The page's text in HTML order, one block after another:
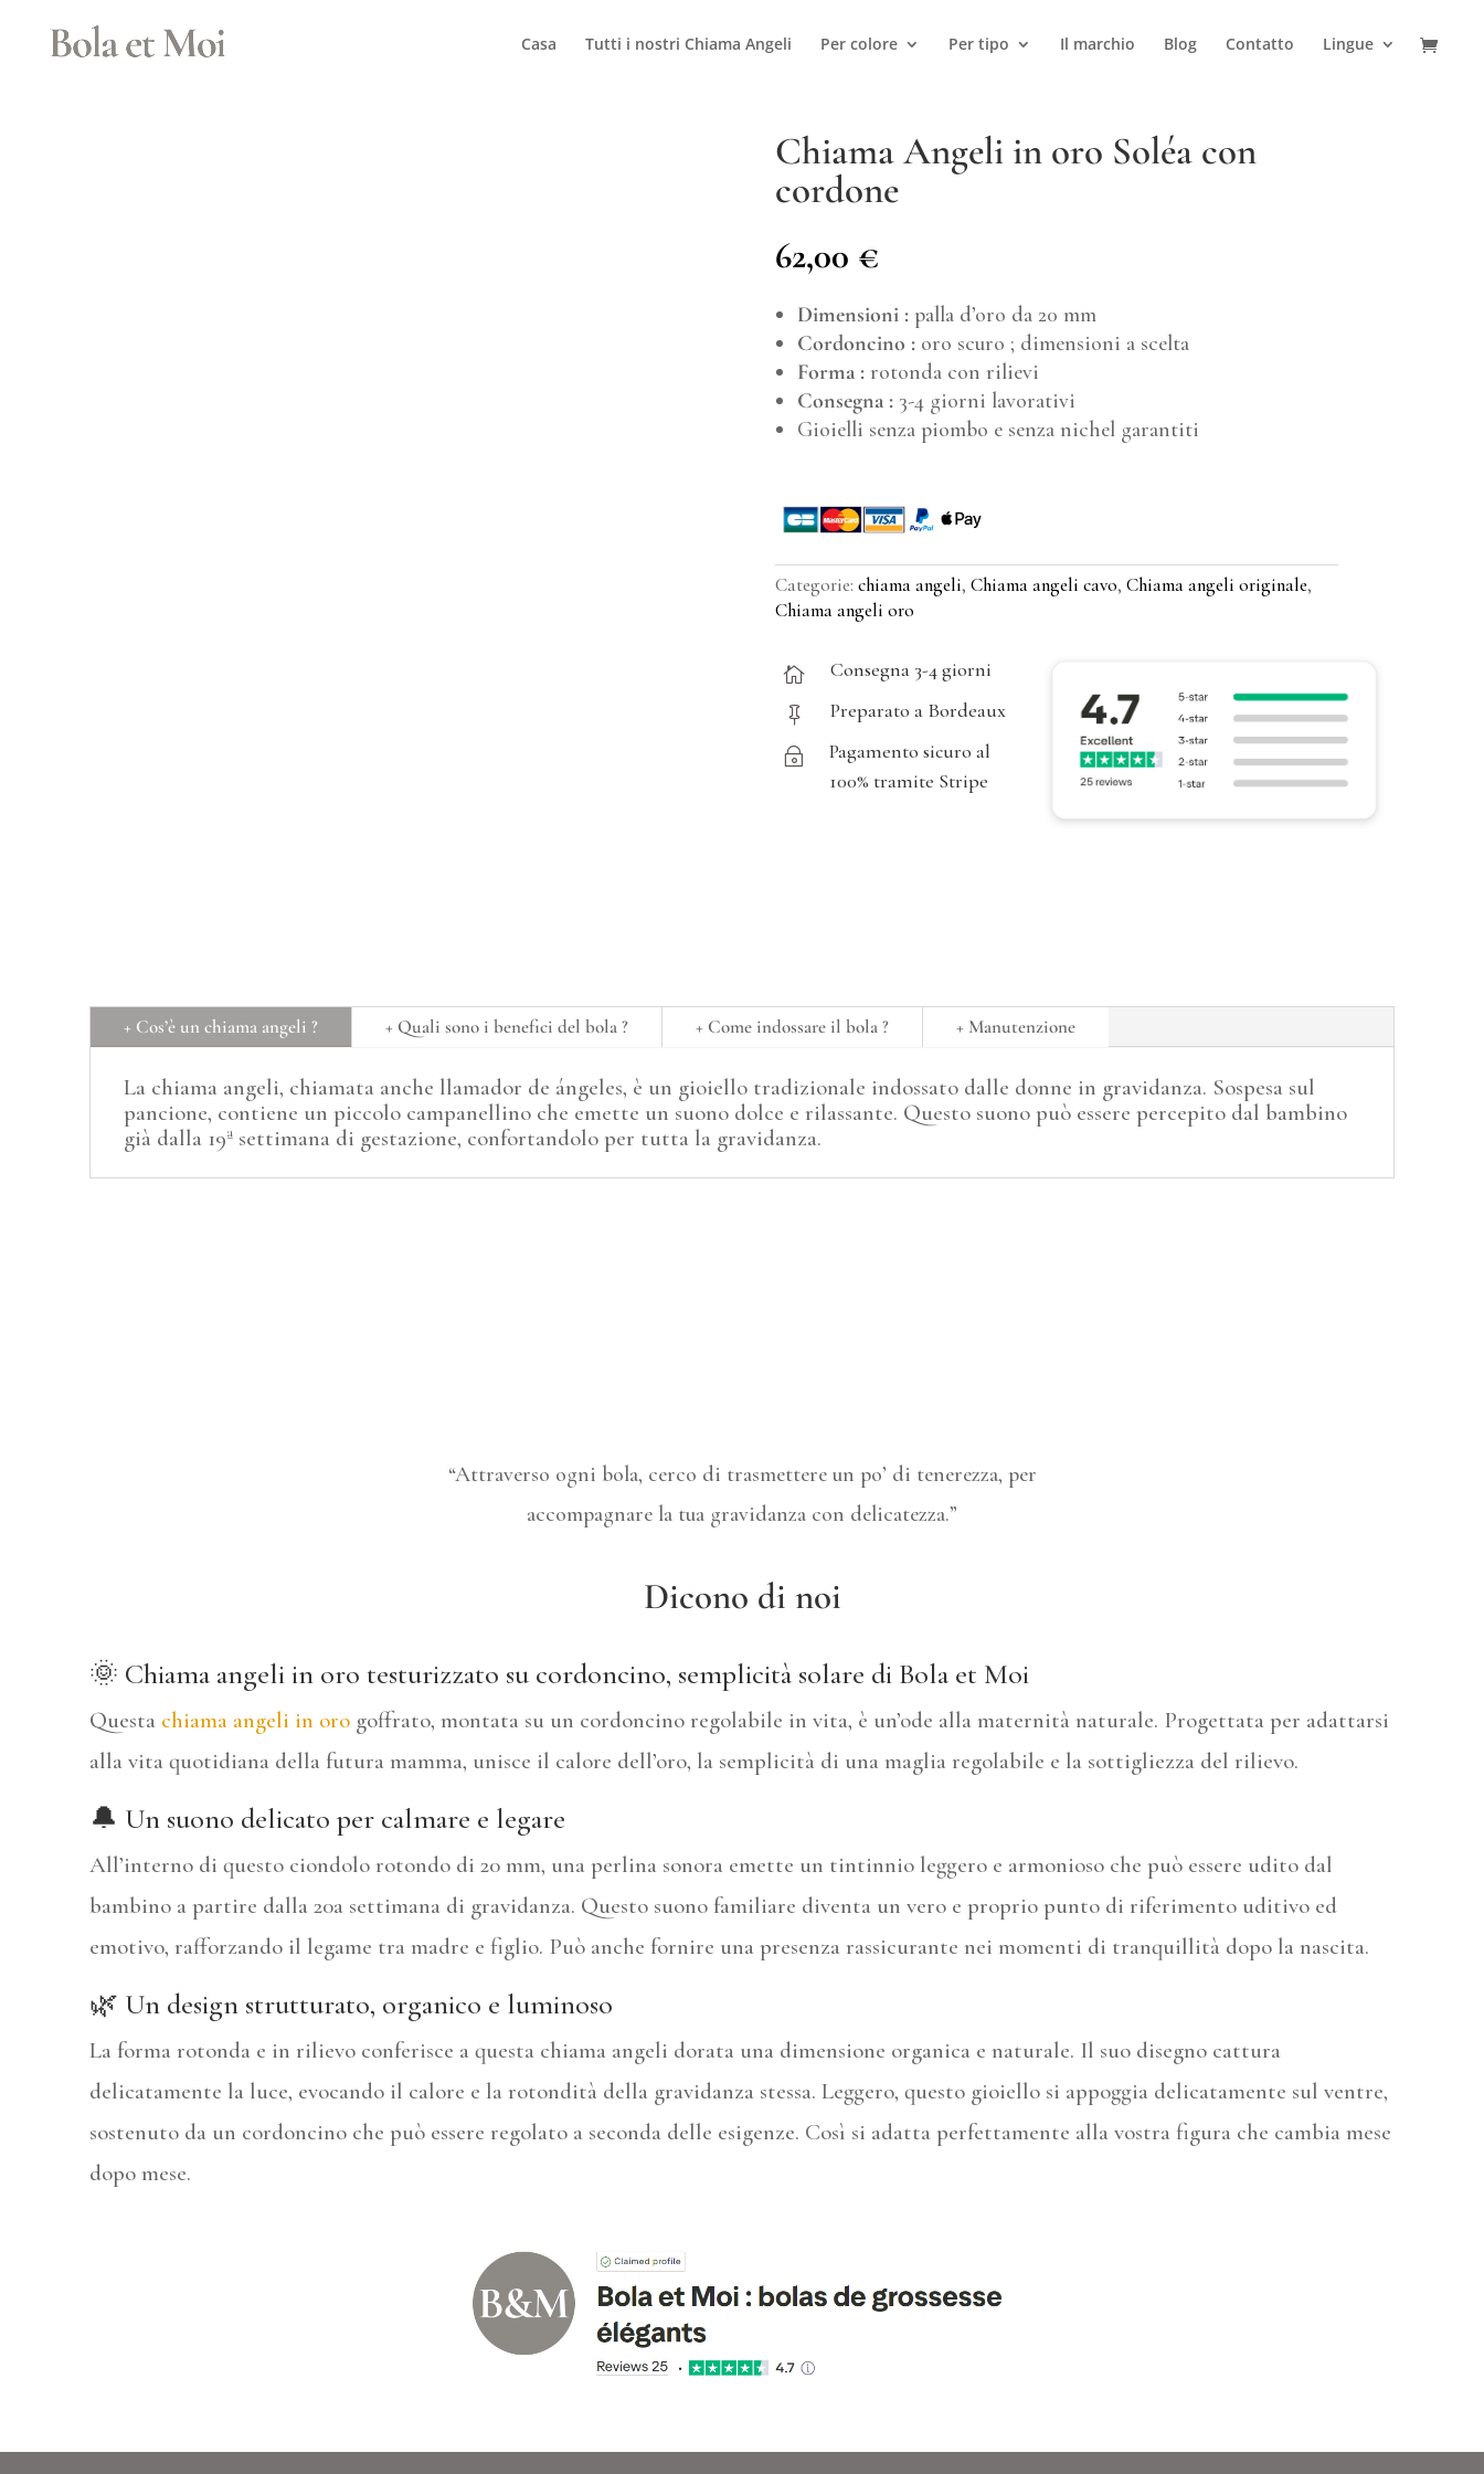
Casa Tutti i nostri Chiama Angeli Per colore Per tipo Il marchio Blog Contatto Lingue
Chiama Angeli in oro Soléa con
cordone
62,00 €
Dimensioni :palla d’oro da 20 mm
Cordoncino :oro scuro ; dimensioni a scelta
Forma :rotonda con rilievi
Consegna :3-4 giorni lavorativi
Gioielli senza piombo e senza nichel garantiti
Categorie: chiama angeli, Chiama angeli cavo, Chiama angeli originale,
Chiama angeli oro
 Consegna 3-4 giorni
 Preparato a Bordeaux
~
Pagamento sicuro al
100% tramite Stripe
+ Cos’è un chiama angeli ? + Quali sono i benefici del bola ? + Come indossare il bola ? + Manutenzione
La chiama angeli, chiamata anche llamador de ángeles, è un gioiello tradizionale indossato dalle donne in gravidanza. Sospesa sul
pancione, contiene un piccolo campanellino che emette un suono dolce e rilassante. Questo suono può essere percepito dal bambino
già dalla 19ª settimana di gestazione, confortandolo per tutta la gravidanza.
“Attraverso ogni bola, cerco di trasmettere un po’ di tenerezza, per
accompagnare la tua gravidanza con delicatezza.”
Dicono di noi
🌞 Chiama angeli in oro testurizzato su cordoncino, semplicità solare di Bola et Moi
Questa chiama angeli in orogoffrato, montata su un cordoncino regolabile in vita, è un’ode alla maternità naturale. Progettata per adattarsi
alla vita quotidiana della futura mamma, unisce il calore dell’oro, la semplicità di una maglia regolabile e la sottigliezza del rilievo.
🔔 Un suono delicato per calmare e legare
All’interno di questo ciondolo rotondo di 20 mm, una perlina sonora emette un tintinnio leggero e armonioso che può essere udito dal
bambino a partire dalla 20a settimana di gravidanza. Questo suono familiare diventa un vero e proprio punto di riferimento uditivo ed
emotivo, rafforzando il legame tra madre e figlio. Può anche fornire una presenza rassicurante nei momenti di tranquillità dopo la nascita.
🌿 Un design strutturato, organico e luminoso
La forma rotonda e in rilievo conferisce a questa chiama angeli dorata una dimensione organica e naturale. Il suo disegno cattura
delicatamente la luce, evocando il calore e la rotondità della gravidanza stessa. Leggero, questo gioiello si appoggia delicatamente sul ventre,
sostenuto da un cordoncino che può essere regolato a seconda delle esigenze. Così si adatta perfettamente alla vostra figura che cambia mese
dopo mese.